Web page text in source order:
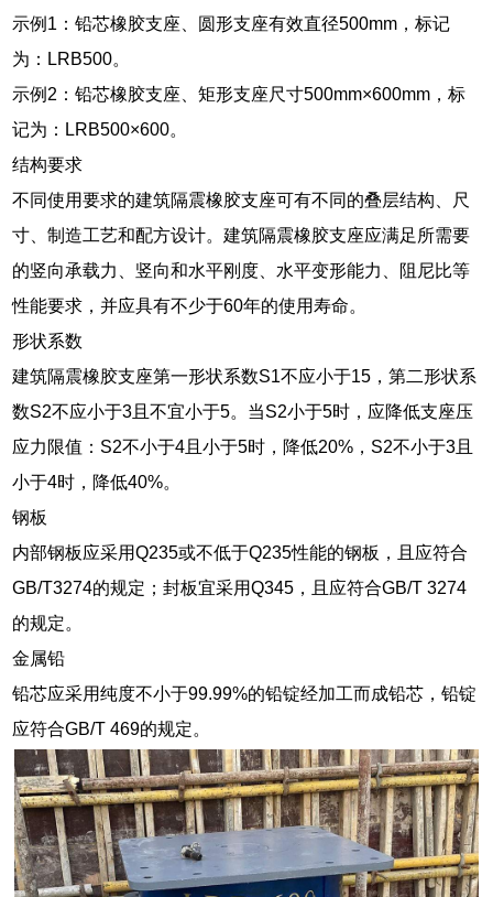
示例1：铅芯橡胶支座、圆形支座有效直径500mm，标记
为：LRB500。
示例2：铅芯橡胶支座、矩形支座尺寸500mm×600mm，标
记为：LRB500×600。
结构要求
不同使用要求的建筑隔震橡胶支座可有不同的叠层结构、尺
寸、制造工艺和配方设计。建筑隔震橡胶支座应满足所需要
的竖向承载力、竖向和水平刚度、水平变形能力、阻尼比等
性能要求，并应具有不少于60年的使用寿命。
形状系数
建筑隔震橡胶支座第一形状系数S1不应小于15，第二形状系
数S2不应小于3且不宜小于5。当S2小于5时，应降低支座压
应力限值：S2不小于4且小于5时，降低20%，S2不小于3且
小于4时，降低40%。
钢板
内部钢板应采用Q235或不低于Q235性能的钢板，且应符合
GB/T3274的规定；封板宜采用Q345，且应符合GB/T 3274
的规定。
金属铅
铅芯应采用纯度不小于99.99%的铅锭经加工而成铅芯，铅锭
应符合GB/T 469的规定。